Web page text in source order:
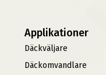
Applikationer
Däckväljare
Däckomvandlare